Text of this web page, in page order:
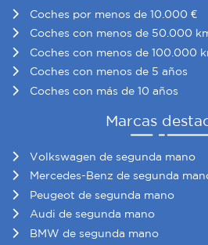
Coches por menos de 10.000 €
Coches con menos de 50.000
Coches con menos de 100.000
Coches con menos de 5 años
Coches con más de 10 años
Marcas
Volkswagen de segunda mano
Mercedes-Benz de segunda
Peugeot de segunda mano
Audi de segunda mano
BMW de segunda mano